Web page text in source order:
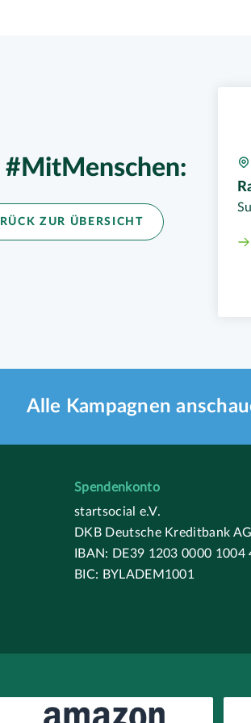
#MitMenschen:
ZUR ÜBERSICHT
Alle Kampagnen
Spendenkonto
startsocial e.V.
DKB Deutsche Kreditbank AG
IBAN: DE39 1203 0000 1004
BIC: BYLADEM1001